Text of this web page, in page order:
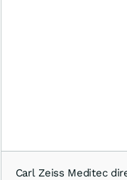
Carl Zeiss Meditec